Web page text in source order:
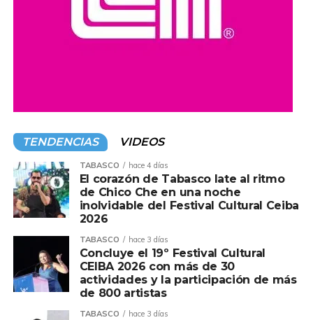
TENDENCIAS VIDEOS
TABASCO hace 4 días
El corazón de Tabasco late al ritmo
de Chico Che en una noche
inolvidable del Festival Cultural Ceiba
2026
TABASCO hace 3 días
Concluye el 19º Festival Cultural
CEIBA 2026 con más de 30
actividades y la participación de más
de 800 artistas
TABASCO hace 3 días